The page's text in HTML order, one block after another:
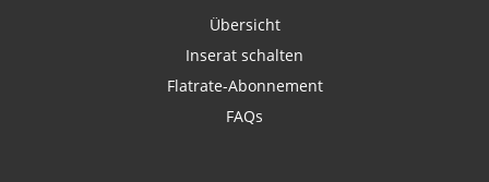
Übersicht
Inserat schalten
Flatrate-Abonnement
FAQs